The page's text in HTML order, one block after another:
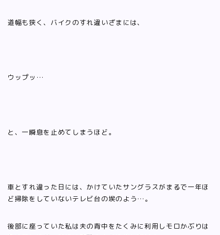
道幅も狭く、バイクのすれ違いざまには、
ウップッ…
と、一瞬息を止めてしまうほど。
車とすれ違った日には、かけていたサングラスがまるで一年ほ
ど掃除をしていないテレビ台の埃のよう…。
後部に座っていた私は夫の背中をたくみに利用しモロかぶりは